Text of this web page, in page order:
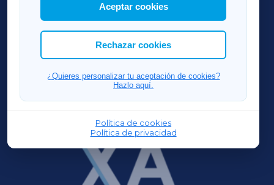
Asimismo, puedes personalizar la elección de
las cookies que deseas permitir.
Aceptar cookies
Rechazar cookies
¿Quieres personalizar tu aceptación de cookies?
Hazlo aquí.
Política de cookies
Política de privacidad
RIBEIRASACRAXA
ACORUÑAXA
FERROLXA
OURENSEXA